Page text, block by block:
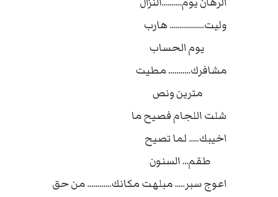
وليت................. هارب
يوم الحساب
مشافرك........... مطيت
مترين ونص
شلت اللجام فصيح ما
اخيبك..... لما تصيح
طقم... السنون
اعوج سبر..... مبلهت مكانك............ من حق